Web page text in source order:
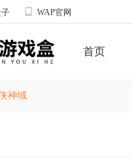
 WAP官网
首页
神域